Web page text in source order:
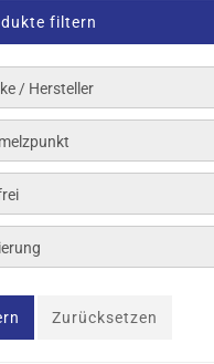
filtern
/ Hersteller
Zurücksetzen